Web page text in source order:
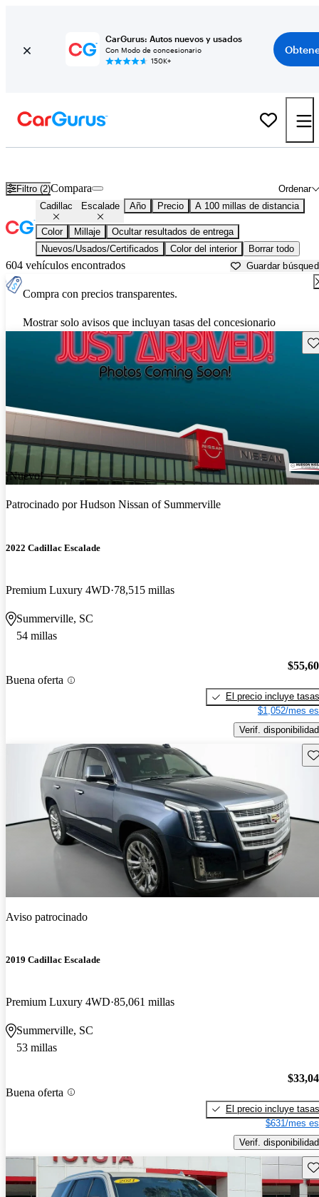
CarGurus: Autos nuevos y usados
Con Modo de concesionario
150K+
Filtro (2) Ordenar
Compara
Cadillac Escalade Año Precio A 100 millas de distancia
Color Millaje
Ocultar resultados de entrega
Nuevos/Usados/Certificados
Color del interior Borrar todo
604 vehículos encontrados Guardar
Compra con precios transparentes.
Mostrar solo avisos que incluyan tasas del concesionario
¡Nuevo!
Patrocinado porHudson Nissan of Summerville
2022 Cadillac Escalade
Premium Luxury 4WD 78,515 millas
Summerville, SC
54 millas
Buena oferta
El precio incluye tasas
$1,052/mes
Verif. disponibilidad
Aviso patrocinado
2019 Cadillac Escalade
Premium Luxury 4WD 85,061 millas
Summerville, SC
53 millas
Buena oferta
El precio incluye tasas
$631/mes
Verif. disponibilidad